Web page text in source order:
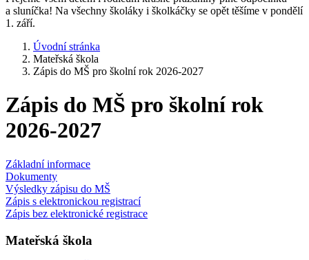
a sluníčka! Na všechny školáky i školkáčky se opět těšíme v pondělí
1. září.
Úvodní stránka
Mateřská škola
Zápis do MŠ pro školní rok 2026-2027
Zápis do MŠ pro školní rok
2026-2027
Základní informace
Dokumenty
Výsledky zápisu do MŠ
Zápis s elektronickou registrací
Zápis bez elektronické registrace
Mateřská škola